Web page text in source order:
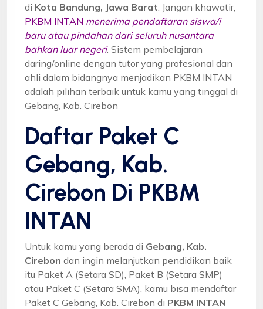
di Kota Bandung, Jawa Barat . Jangan khawatir,
PKBM INTAN menerima pendaftaran siswa/i
baru atau pindahan dari seluruh nusantara
bahkan luar negeri. Sistem pembelajaran
daring/online dengan tutor yang profesional dan
ahli dalam bidangnya menjadikan PKBM INTAN
adalah pilihan terbaik untuk kamu yang tinggal di
Gebang, Kab. Cirebon
Daftar Paket C
Gebang, Kab.
Cirebon Di PKBM
INTAN
Untuk kamu yang berada di Gebang, Kab.
Cirebon dan ingin melanjutkan pendidikan baik
itu Paket A (Setara SD), Paket B (Setara SMP)
atau Paket C (Setara SMA), kamu bisa mendaftar
Paket C Gebang, Kab. Cirebon di PKBM INTAN